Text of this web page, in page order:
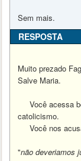
Sem mais.
RESPOSTA
Muito prezado
Salve Maria.
Você acessa
catolicismo.
Você nos
"não deveriamos